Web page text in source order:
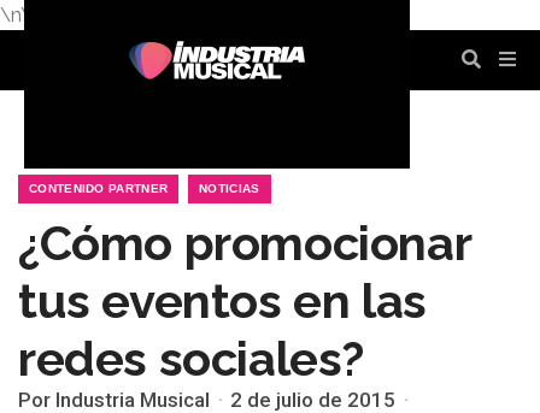
\n\n
CONTENIDO PARTNER NOTICIAS
¿Cómo promocionar
tus eventos en las
redes sociales?
Por Industria Musical 2 de julio de 2015